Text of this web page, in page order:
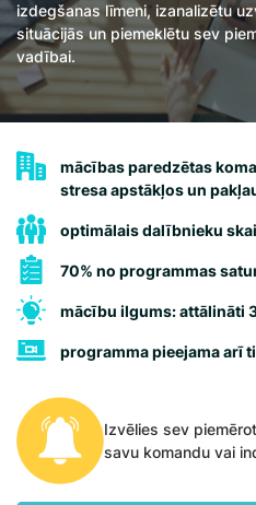
izdegšanas līmeni, izanalizētu
situācijās un piemeklētu sev
vadībai.
mācības paredzētas
stresa apstākļos un
optimālais dalībnieku
70% no programmas
mācību ilgums: attālināti
programma pieejama arī
Izvēlies sev
savu komandu vai